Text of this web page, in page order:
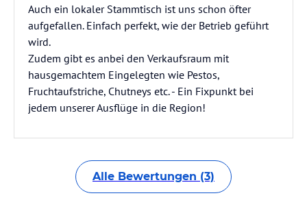
Auch ein lokaler Stammtisch ist uns schon öfter
aufgefallen. Einfach perfekt, wie der Betrieb geführt
wird.
Zudem gibt es anbei den Verkaufsraum mit
hausgemachtem Eingelegten wie Pestos,
Fruchtaufstriche, Chutneys etc. - Ein Fixpunkt bei
jedem unserer Ausflüge in die Region!
Alle Bewertungen (3)